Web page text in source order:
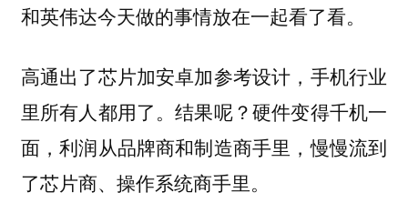
和英伟达今天做的事情放在一起看了看。
高通出了芯片加安卓加参考设计，手机行业
里所有人都用了。结果呢？硬件变得千机一
面，利润从品牌商和制造商手里，慢慢流到
了芯片商、操作系统商手里。